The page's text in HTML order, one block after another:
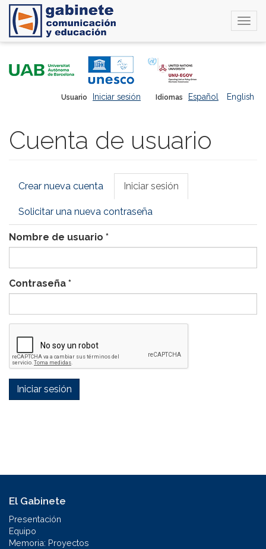
Idiomas Español English
Usuario Iniciar sesión
Cuenta de usuario
Solapas
Crear nueva cuenta Iniciar sesión
activa)
Solicitar una nueva contraseña
Nombre de usuario *
Contraseña *
Iniciar sesión
El Gabinete
Presentación
Equipo
Memoria: Proyectos